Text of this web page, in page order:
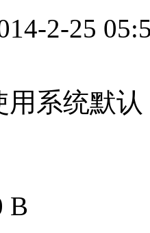
2-25
用系统默认
B